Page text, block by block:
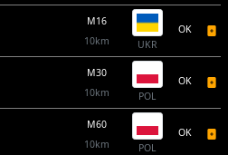
M16
10km
UKR
OK
M30
10km
POL
OK
M60
10km
POL
OK